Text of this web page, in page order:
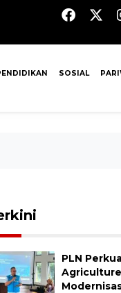
SOSIAL
PLN